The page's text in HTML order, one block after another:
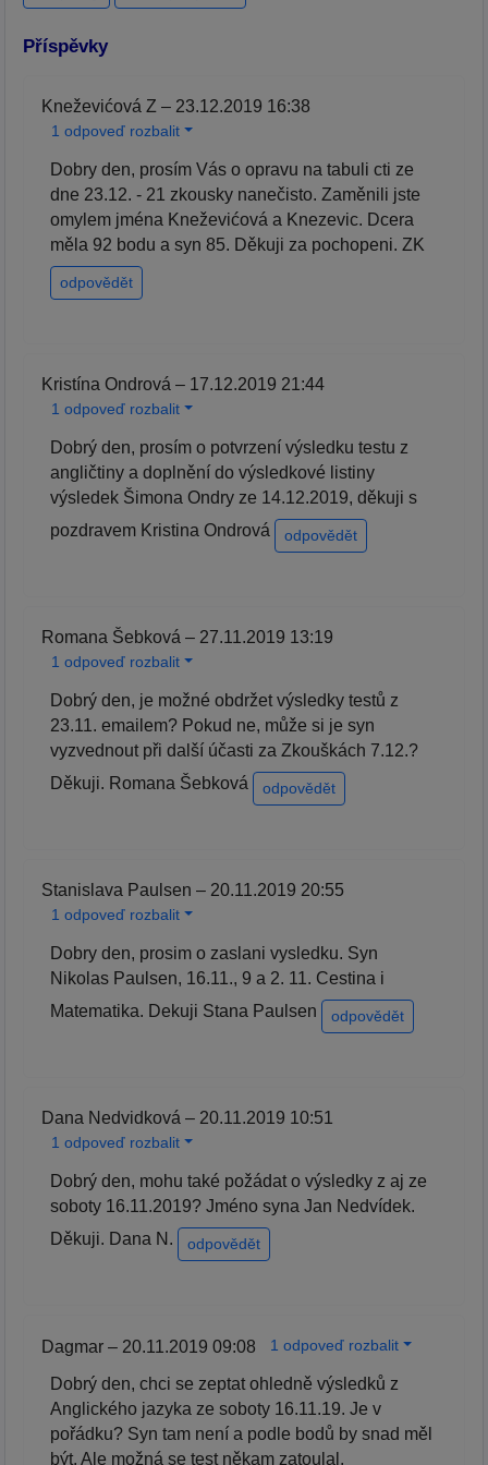
Příspěvky
Kneževićová Z – 23.12.2019 16:38
1 odpoveď rozbalit
Dobry den, prosím Vás o opravu na tabuli cti ze
dne 23.12. - 21 zkousky nanečisto. Zaměnili jste
omylem jména Kneževićová a Knezevic. Dcera
měla 92 bodu a syn 85. Děkuji za pochopeni. ZK
odpovědět
Kristína Ondrová – 17.12.2019 21:44
1 odpoveď rozbalit
Dobrý den, prosím o potvrzení výsledku testu z
angličtiny a doplnění do výsledkové listiny
výsledek Šimona Ondry ze 14.12.2019, děkuji s
pozdravem Kristina Ondrová
odpovědět
Romana Šebková – 27.11.2019 13:19
1 odpoveď rozbalit
Dobrý den, je možné obdržet výsledky testů z
23.11. emailem? Pokud ne, může si je syn
vyzvednout při další účasti za Zkouškách 7.12.?
Děkuji. Romana Šebková
odpovědět
Stanislava Paulsen – 20.11.2019 20:55
1 odpoveď rozbalit
Dobry den, prosim o zaslani vysledku. Syn
Nikolas Paulsen, 16.11., 9 a 2. 11. Cestina i
Matematika. Dekuji Stana Paulsen
odpovědět
Dana Nedvidková – 20.11.2019 10:51
1 odpoveď rozbalit
Dobrý den, mohu také požádat o výsledky z aj ze
soboty 16.11.2019? Jméno syna Jan Nedvídek.
Děkuji. Dana N.
odpovědět
Dagmar – 20.11.2019 09:08 1 odpoveď rozbalit
Dobrý den, chci se zeptat ohledně výsledků z
Anglického jazyka ze soboty 16.11.19. Je v
pořádku? Syn tam není a podle bodů by snad měl
být. Ale možná se test někam zatoulal.